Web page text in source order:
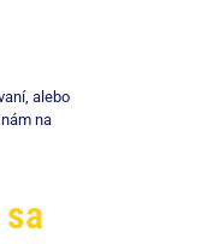
alebo
na